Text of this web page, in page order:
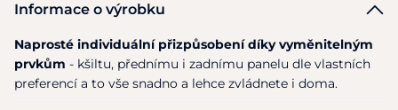
Informace o výrobku
Naprosté individuální přizpůsobení díky vyměnitelným
prvkům - kšiltu, přednímu i zadnímu panelu dle vlastních
preferencí a to vše snadno a lehce zvládnete i doma.